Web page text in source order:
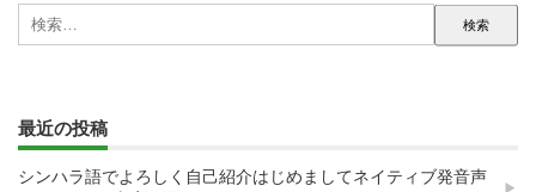
索:
最近の投稿
シンハラ語でよろしく自己紹介はじめましてネイティブ発音声